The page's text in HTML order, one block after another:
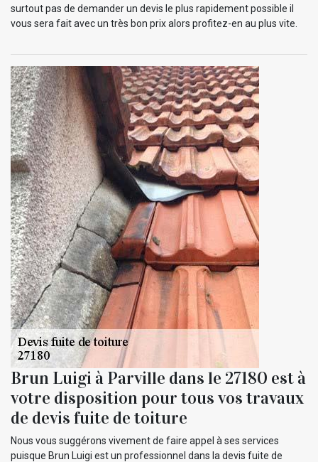
surtout pas de demander un devis le plus rapidement possible il
vous sera fait avec un très bon prix alors profitez-en au plus vite.
Brun Luigi à Parville dans le 27180 est à
votre disposition pour tous vos travaux
de devis fuite de toiture
Nous vous suggérons vivement de faire appel à ses services
puisque Brun Luigi est un professionnel dans la devis fuite de